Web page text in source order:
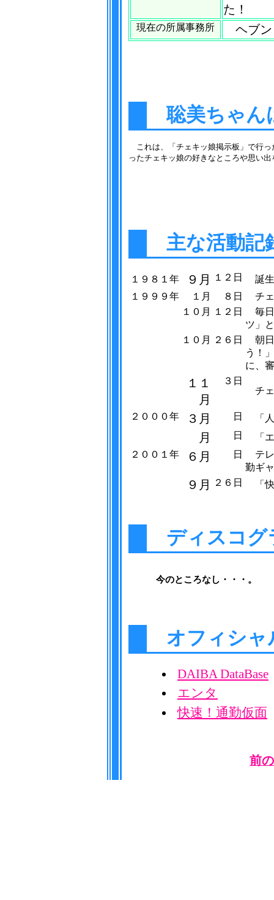
た！
現在の所属事務所 ヘブン
聡美ちゃん
これは、「チェキッ娘掲示板」で行っ
ったチェキッ娘の好きなところや思い
主な活動記
１９８１年 ９月 １２日
誕
１９９９年
１月 ８日
チェ
１０月
１２日
毎日
ツ」
１０月
２６日
朝日
う！
に、
１１
月
３日
チェ
２０００年 ３月 日 「人
月 日
「エ
２００１年
６月 日
テレ
勤ギ
９月 ２６日 「快
ディスコグ
今のところなし・・・。
オフィシャ
DAIBA DataBase
エンタ
快速！通勤仮面
前